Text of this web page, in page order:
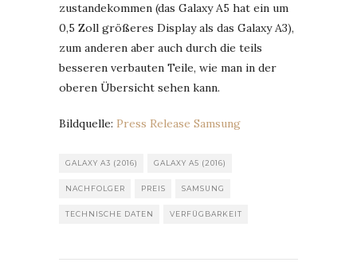
zustandekommen (das Galaxy A5 hat ein um
0,5 Zoll größeres Display als das Galaxy A3),
zum anderen aber auch durch die teils
besseren verbauten Teile, wie man in der
oberen Übersicht sehen kann.
Bildquelle: Press Release Samsung
GALAXY A3 (2016) GALAXY A5 (2016)
NACHFOLGER PREIS SAMSUNG
TECHNISCHE DATEN VERFÜGBARKEIT